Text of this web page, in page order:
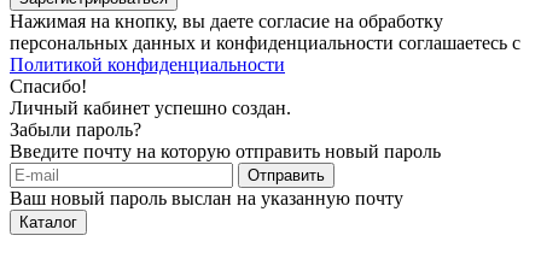
Нажимая на кнопку, вы даете согласие на обработку
персональных данных и конфиденциальности соглашаетесь с
Политикой конфиденциальности
Спасибо!
Личный кабинет успешно создан.
Забыли пароль?
Введите почту на которую отправить новый пароль
Отправить
Ваш новый пароль выслан на указанную почту
Каталог